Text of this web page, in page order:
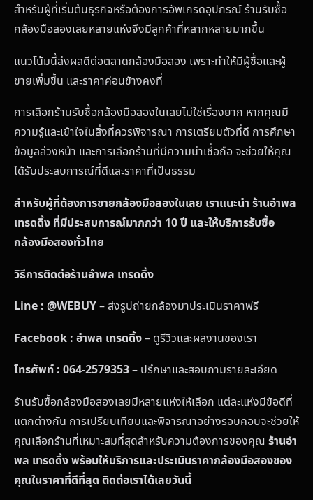
สำหรับผู้ที่เริ่มต้นธุรกิจหรือต้องการอัพเกรดอุปกรณ์ ร้านรับซื้อ
กล้องมือสองเลยหลายแห่งจึงมีลูกค้าที่หลากหลายมากขึ้น
แนวโน้มนี้ส่งผลดีต่อตลาดกล้องมือสอง เพราะทำให้มีผู้ซื้อและผู้
ขายเพิ่มขึ้น และราคาค่อนข้างคงที่
การเลือกร้านรับซื้อกล้องมือสองในเลยไม่ใช่เรื่องยาก หากคุณมี
ความรู้และเข้าใจในสิ่งที่ควรพิจารณา การเตรียมตัวที่ดี การศึกษา
ข้อมูลล่วงหน้า และการเลือกร้านที่มีความน่าเชื่อถือ จะช่วยให้คุณ
ได้รับประสบการณ์ที่ดีและราคาที่เป็นธรรม
สำหรับผู้ที่ต้องการขายกล้องมือสองในเลย เราแนะนำ ร้านอำพล
เทรดดิ้ง ที่มีประสบการณ์มากกว่า 10 ปี และให้บริการรับซื้อ
กล้องมือสองทั่วไทย
วิธีการติดต่อร้านอำพล เทรดดิ้ง
Line : @WEBUY– ส่งรูปถ่ายกล้องมาประเมินราคาฟรี
Facebook : อำพล เทรดดิ้ง– ดูรีวิวและผลงานของเรา
โทรศัพท์ : 064-2579353– ปรึกษาและสอบถามรายละเอียด
ร้านรับซื้อกล้องมือสองเลยมีหลายแห่งให้เลือก แต่ละแห่งมีข้อดีที่
แตกต่างกัน การเปรียบเทียบและพิจารณาอย่างรอบคอบจะช่วยให้
คุณเลือกร้านที่เหมาะสมที่สุดสำหรับความต้องการของคุณ ร้านอำ
พล เทรดดิ้ง พร้อมให้บริการและประเมินราคากล้องมือสองของ
คุณในราคาที่ดีที่สุด ติดต่อเราได้เลยวันนี้